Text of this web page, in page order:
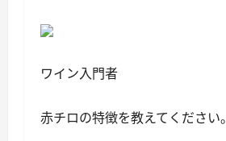
ワイン入門者
赤チロの特徴を教えてください。